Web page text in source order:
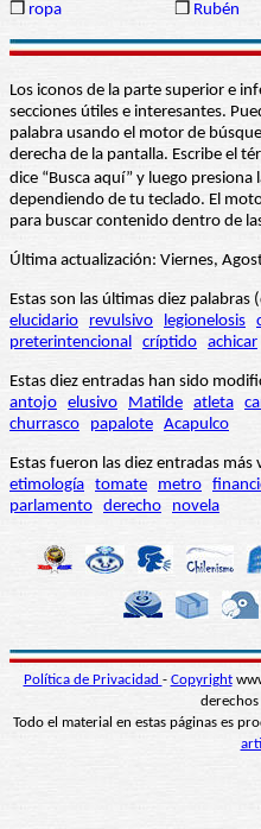
❒ ropa ❒ Rubén
Los iconos de la parte superior e
secciones útiles e interesantes.
palabra usando el motor de
derecha de la pantalla. Escribe el
dice “Busca aquí” y luego
dependiendo de tu teclado. El
para buscar contenido dentro de
Última actualización: Viernes,
Estas son las últimas diez
elucidario
revulsivo legionelosis
preterintencional críptido achicar
Estas diez entradas han sido
antojo elusivo Matilde atleta
churrasco
papalote Acapulco
Estas fueron las diez entradas más
etimología tomate metro
parlamento derecho novela
Política de Privacidad - Copyright
Todo el material en estas páginas es